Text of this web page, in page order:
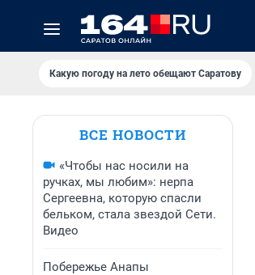
Какую погоду на лето обещают Саратову
ВСЕ НОВОСТИ
«Чтобы нас носили на
ручках, мы любим»: нерпа
Сергеевна, которую спасли
бельком, стала звездой Сети.
Видео
Побережье Анапы